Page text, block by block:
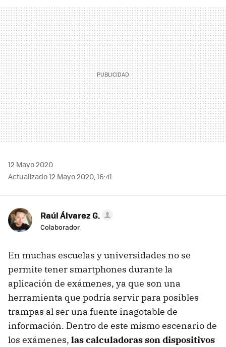
MAIL
12 Mayo 2020
Actualizado 12 Mayo 2020, 16:41
Raúl Álvarez G.
Colaborador
En muchas escuelas y universidades no se
permite tener smartphones durante la
aplicación de exámenes, ya que son una
herramienta que podría servir para posibles
trampas al ser una fuente inagotable de
información. Dentro de este mismo escenario de
los exámenes, las calculadoras son dispositivos